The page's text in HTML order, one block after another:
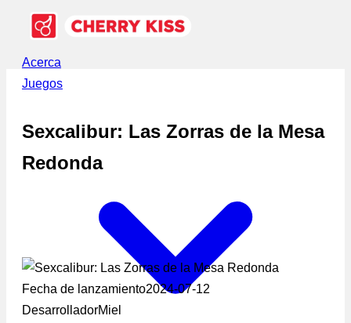
Acerca
Juegos
Sexcalibur: Las Zorras de la Mesa
Redonda
Fecha de lanzamiento2024-07-12
DesarrolladorMiel